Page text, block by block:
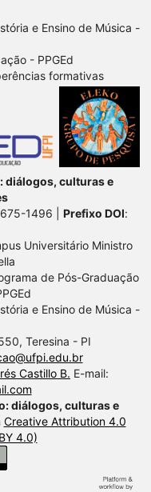
e Ensino de Música -
- PPGEd
formativas
diálogos, culturas e
1496 | Prefixo DOI:
Universitário Ministro
de Pós-Graduação
e Ensino de Música -
Teresina - PI
Castillo B. E-mail:
diálogos, culturas e
Creative Attribution 4.0
4.0)